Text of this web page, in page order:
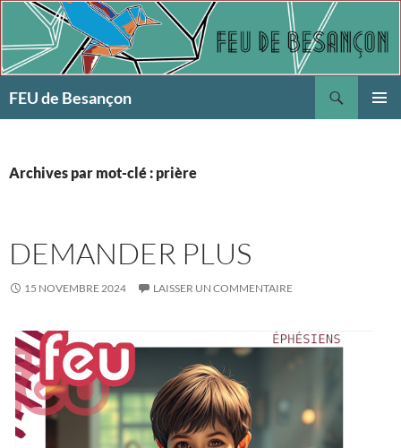
Aller
contenu
FEU de Besançon
Archives par mot-clé : prière
DEMANDER PLUS
15 NOVEMBRE 2024 LAISSER UN COMMENTAIRE